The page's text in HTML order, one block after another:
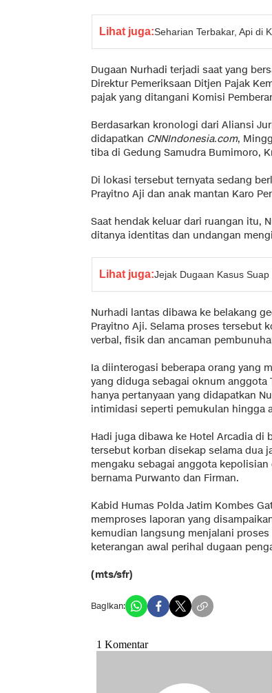
Lihat juga:Seharian Terbakar, Api di
Dugaan Nurhadi terjadi saat yang
Direktur Pemeriksaan Ditjen Pajak
pajak yang ditangani Komisi
Berdasarkan kronologi dari Aliansi
didapatkan CNNIndonesia.com,
tiba di Gedung Samudra Bumimoro,
Di lokasi tersebut ternyata sedang
Prayitno Aji dan anak mantan Karo
Saat hendak keluar dari ruangan itu,
ditanya identitas dan undangan
Lihat juga:Jejak Dugaan Kasus
Nurhadi lantas dibawa ke belakang
Prayitno Aji. Selama proses tersebut
verbal, fisik dan ancaman
Ia diinterogasi beberapa orang yang
yang diduga sebagai oknum anggota
hanya pertanyaan yang didapatkan
intimidasi seperti pemukulan hingga
Hadi juga dibawa ke Hotel Arcadia di
tersebut korban disekap selama dua
mengaku sebagai anggota
bernama Purwanto dan Firman.
Kabid Humas Polda Jatim Kombes
memproses laporan yang
kemudian langsung menjalani
keterangan awal perihal dugaan
(mts/sfr)
Bagikan: